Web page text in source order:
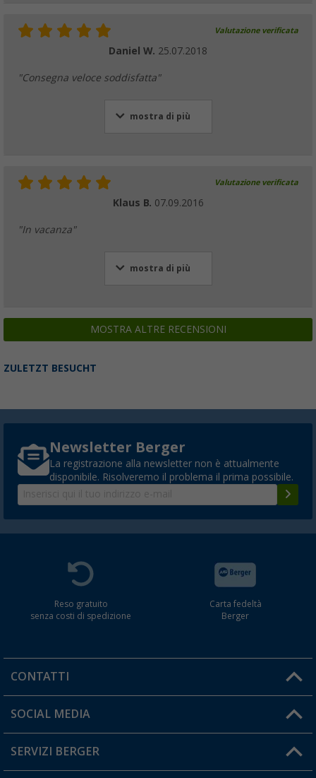
Valutazione verificata
Daniel W. 25.07.2018
"Consegna veloce soddisfatta"
mostra di più
Valutazione verificata
Klaus B. 07.09.2016
"In vacanza"
mostra di più
MOSTRA ALTRE RECENSIONI
ZULETZT BESUCHT
Newsletter Berger
La registrazione alla newsletter non è attualmente
disponibile. Risolveremo il problema il prima possibile.
Reso gratuito
senza costi di spedizione
Carta fedeltà
Berger
CONTATTI
Orari di apertura del servizio:
Hai una domanda?
SOCIAL MEDIA
SERVIZI BERGER